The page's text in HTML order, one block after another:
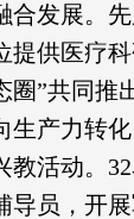
合发展。
提供医疗
圈”共同推
产力转化
教活动。
导员，开